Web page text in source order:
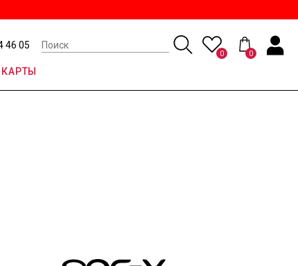
46 05
0 0